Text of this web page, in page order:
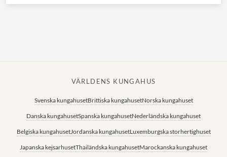
VÄRLDENS KUNGAHUS
Svenska kungahusetBrittiska kungahusetNorska kungahuset
Danska kungahusetSpanska kungahusetNederländska kungahuset
Belgiska kungahusetJordanska kungahusetLuxemburgska storhertighuset
Japanska kejsarhusetThailändska kungahusetMarockanska kungahuset